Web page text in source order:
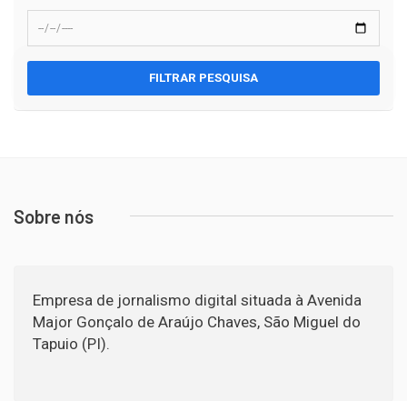
FILTRAR PESQUISA
Sobre nós
Empresa de jornalismo digital situada à Avenida
Major Gonçalo de Araújo Chaves, São Miguel do
Tapuio (PI).